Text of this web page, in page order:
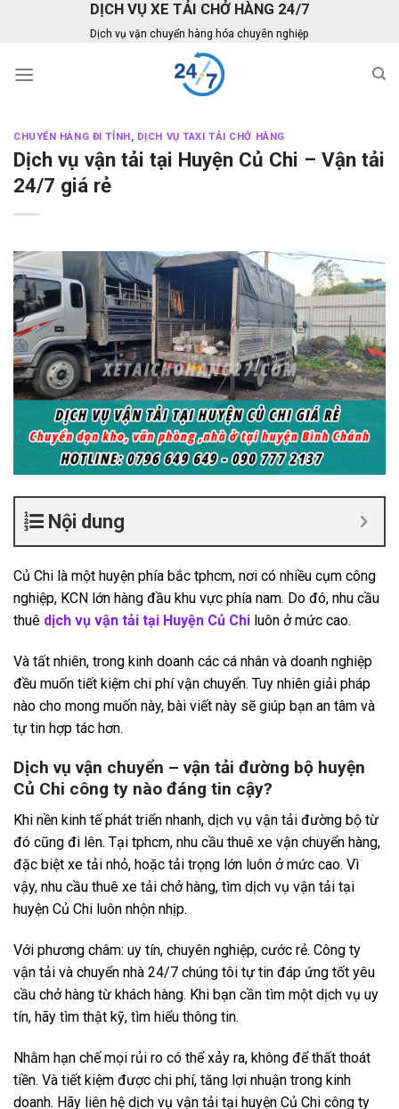
DỊCH VỤ XE TẢI CHỞ HÀNG 24/7
Dịch vụ vận chuyển hàng hóa chuyên nghiệp
CHUYỂN HÀNG ĐI TỈNH , DỊCH VỤ TAXI TẢI CHỞ HÀNG
Dịch vụ vận tải tại Huyện Củ Chi – Vận tải
24/7 giá rẻ
Nội dung
Củ Chi là một huyện phía bắc tphcm, nơi có nhiều cụm công
nghiệp, KCN lớn hàng đầu khu vực phía nam. Do đó, nhu cầu
thuê dịch vụ vận tải tại Huyện Củ Chi luôn ở mức cao.
Và tất nhiên, trong kinh doanh các cá nhân và doanh nghiệp
đều muốn tiết kiệm chi phí vận chuyển. Tuy nhiên giải pháp
nào cho mong muốn này, bài viết này sẽ giúp bạn an tâm và
tự tin hợp tác hơn.
Dịch vụ vận chuyển – vận tải đường bộ huyện
Củ Chi công ty nào đáng tin cậy?
Khi nền kinh tế phát triển nhanh, dịch vụ vận tải đường bộ từ
đó cũng đi lên. Tại tphcm, nhu cầu thuê xe vận chuyển hàng,
đặc biệt xe tải nhỏ, hoặc tải trọng lớn luôn ở mức cao. Vì
vậy, nhu cầu thuê xe tải chở hàng, tìm dịch vụ vận tải tại
huyện Củ Chi luôn nhộn nhịp.
Với phương châm: uy tín, chuyên nghiệp, cước rẻ. Công ty
vận tải và chuyển nhà 24/7 chúng tôi tự tin đáp ứng tốt yêu
cầu chở hàng từ khách hàng. Khi bạn cần tìm một dịch vụ uy
tín, hãy tìm thật kỹ, tìm hiểu thông tin.
Nhằm hạn chế mọi rủi ro có thể xảy ra, không để thất thoát
tiền. Và tiết kiệm được chi phí, tăng lợi nhuận trong kinh
doanh. Hãy liên hệ dịch vụ vận tải tại huyện Củ Chi công ty